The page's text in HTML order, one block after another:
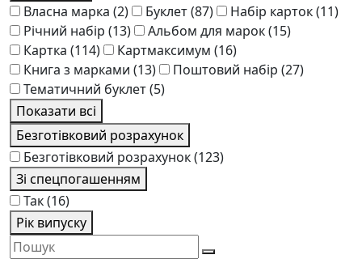
Власна марка (2) Буклет(87) Набір карток(11)
Річний набір (13) Альбом для марок(15)
Картка (114) Картмаксимум (16)
Книга з марками (13) Поштовий набір (27)
Тематичний буклет(5)
Показати всі
Безготівковий розрахунок
Безготівковий розрахунок(123)
Зі спецпогашенням
Так(16)
Рік випуску